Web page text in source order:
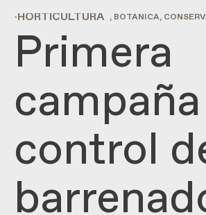
-HORTICULTURA , BOTÁNICA,
Primera
control